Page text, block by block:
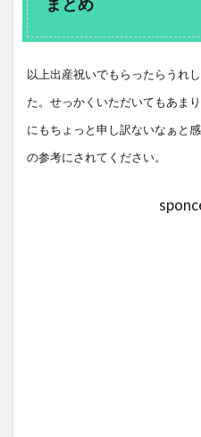
まとめ
以上出産祝いでもらったらうれ
た。せっかくいただいてもあま
にもちょっと申し訳ないなぁと
の参考にされてください。